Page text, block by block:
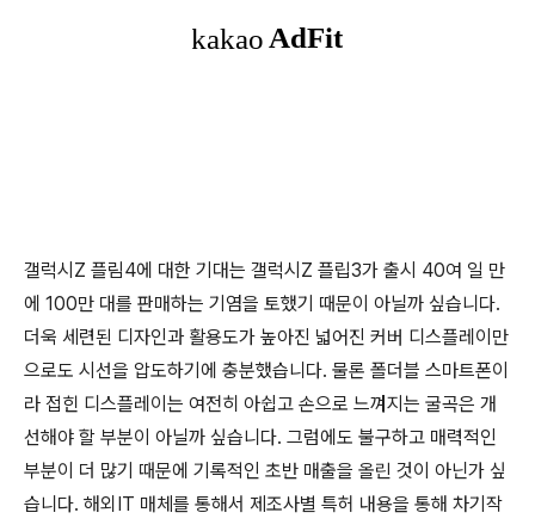
갤럭시Z 플림4에 대한 기대는 갤럭시Z 플립3가 출시 40여 일 만
에 100만 대를 판매하는 기염을 토했기 때문이 아닐까 싶습니다.
더욱 세련된 디자인과 활용도가 높아진 넓어진 커버 디스플레이만
으로도 시선을 압도하기에 충분했습니다. 물론 폴더블 스마트폰이
라 접힌 디스플레이는 여전히 아쉽고 손으로 느껴지는 굴곡은 개
선해야 할 부분이 아닐까 싶습니다. 그럼에도 불구하고 매력적인
부분이 더 많기 때문에 기록적인 초반 매출을 올린 것이 아닌가 싶
습니다. 해외IT 매체를 통해서 제조사별 특허 내용을 통해 차기작